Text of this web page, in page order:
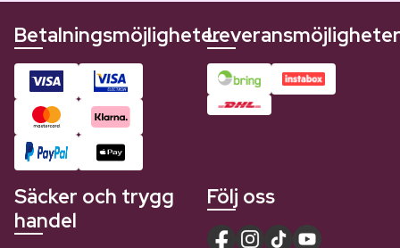
BetalningsmöjligheterLeveransmöjligheter
Säcker och trygg
handel
Följ oss